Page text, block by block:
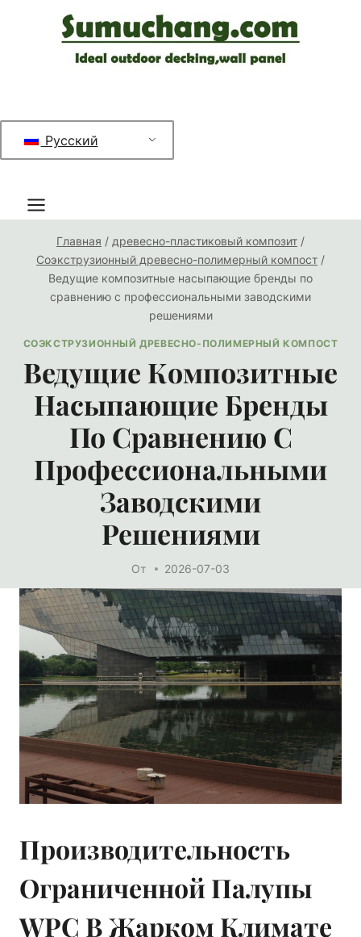
содержимому
Русский
Главная / древесно-пластиковый композит /
Соэкструзионный древесно-полимерный компост /
Ведущие композитные насыпающие бренды по
сравнению с профессиональными заводскими
решениями
СОЭКСТРУЗИОННЫЙ ДРЕВЕСНО-ПОЛИМЕРНЫЙ КОМПОСТ
Ведущие Композитные
Насыпающие Бренды
По Сравнению С
Профессиональными
Заводскими
Решениями
От 2026-07-03
Производительность
Ограниченной Палупы
WPC В Жарком Климате